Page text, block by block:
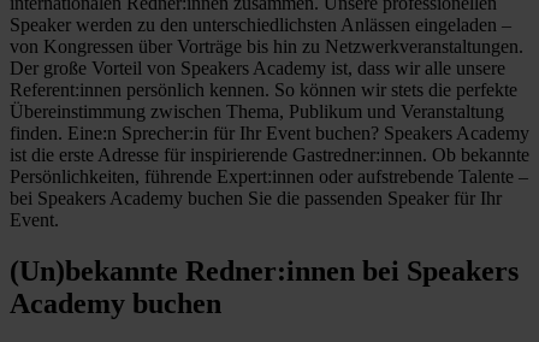
Speaker werden zu den unterschiedlichsten Anlässen eingeladen –
von Kongressen über Vorträge bis hin zu Netzwerkveranstaltungen.
Der große Vorteil von Speakers Academy ist, dass wir alle unsere
Referent:innen persönlich kennen. So können wir stets die perfekte
Übereinstimmung zwischen Thema, Publikum und Veranstaltung
finden. Eine:n Sprecher:in für Ihr Event buchen? Speakers Academy
ist die erste Adresse für inspirierende Gastredner:innen. Ob bekannte
Persönlichkeiten, führende Expert:innen oder aufstrebende Talente –
bei Speakers Academy buchen Sie die passenden Speaker für Ihr
Event.
(Un)bekannte Redner:innen bei Speakers
Academy buchen